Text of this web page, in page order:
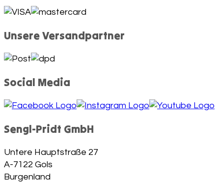
Unsere Versandpartner
Social Media
Sengl-Pridt GmbH
Untere Hauptstraße 27
A-7122 Gols
Burgenland